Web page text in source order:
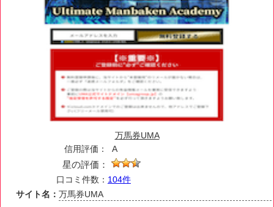
万馬券UMA
信用評価：
A
星の評価：
口コミ件数： 104件
サイト名：万馬券UMA